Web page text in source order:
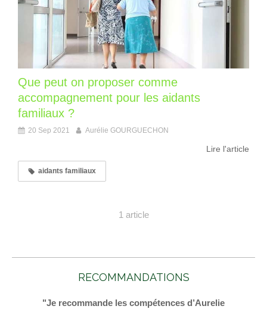
Que peut on proposer comme
accompagnement pour les aidants
familiaux ?
20 Sep 2021 Aurélie GOURGUECHON
Lire l'article
aidants familiaux
1 article
RECOMMANDATIONS
"Je recommande les compétences d’Aurelie